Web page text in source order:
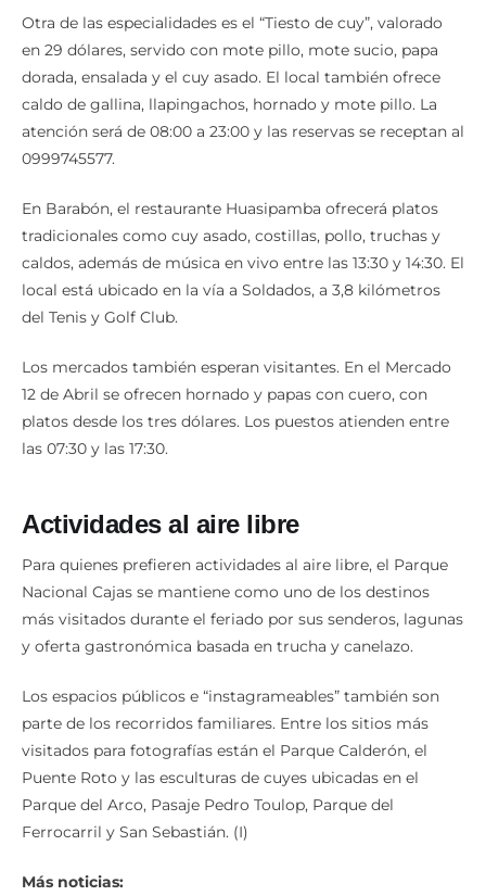
Otra de las especialidades es el “Tiesto de cuy”, valorado
en 29 dólares, servido con mote pillo, mote sucio, papa
dorada, ensalada y el cuy asado. El local también ofrece
caldo de gallina, llapingachos, hornado y mote pillo. La
atención será de 08:00 a 23:00 y las reservas se receptan al
0999745577.
En Barabón, el restaurante Huasipamba ofrecerá platos
tradicionales como cuy asado, costillas, pollo, truchas y
caldos, además de música en vivo entre las 13:30 y 14:30. El
local está ubicado en la vía a Soldados, a 3,8 kilómetros
del Tenis y Golf Club.
Los mercados también esperan visitantes. En el Mercado
12 de Abril se ofrecen hornado y papas con cuero, con
platos desde los tres dólares. Los puestos atienden entre
las 07:30 y las 17:30.
Actividades al aire libre
Para quienes prefieren actividades al aire libre, el Parque
Nacional Cajas se mantiene como uno de los destinos
más visitados durante el feriado por sus senderos, lagunas
y oferta gastronómica basada en trucha y canelazo.
Los espacios públicos e “instagrameables” también son
parte de los recorridos familiares. Entre los sitios más
visitados para fotografías están el Parque Calderón, el
Puente Roto y las esculturas de cuyes ubicadas en el
Parque del Arco, Pasaje Pedro Toulop, Parque del
Ferrocarril y San Sebastián. (I)
Más noticias: